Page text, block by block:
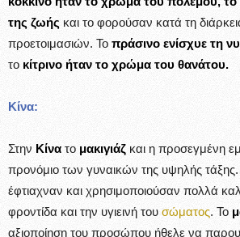
της ζωής και το φορούσαν κατά τη
προετοιμασιών. Το πράσινο ενίσχυε τη
το κίτρινο ήταν το χρώμα του θανάτου.
Κίνα:
Στην Κίνα το μακιγιάζ και η προσεγμένη
προνόμιο των γυναικών της υψηλής τάξης.
έφτιαχναν και χρησιμοποιούσαν πολλά
φροντίδα και την υγιεινή του σώματος. Το
αξιοποίηση του προσώπου ήθελε να